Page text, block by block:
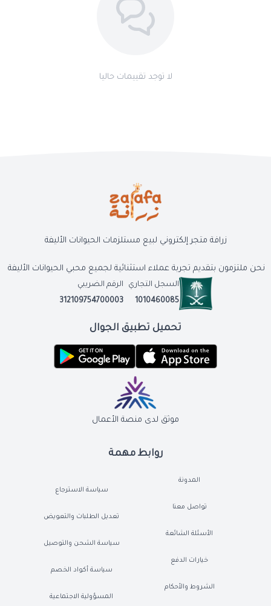
لا توجد تقييمات حاليا
روابط مهمة
المدونة
تواصل معنا
الأسئلة الشائعة
خيارات الدفع
الشروط والأحكام
سياسة الاسترجاع
تعديل الطلبات والتعويض
سياسة الشحن والتوصيل
سياسة أكواد الخصم
المسؤولية الاجتماعية
زرافة متجر إلكتروني لبيع مستلزمات الحيوانات الأليفة
نحن ملتزمون بتقديم تجربة عملاء استثنائية لجميع محبي الحيوانات الأليفة
السجل التجاري
1010460085
الرقم الضريبي
312109754700003
تحميل تطبيق الجوال
موثق لدى منصة الأعمال